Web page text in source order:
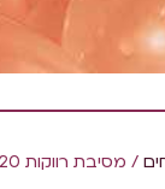
/ מסיבת רווקות 20 בנות